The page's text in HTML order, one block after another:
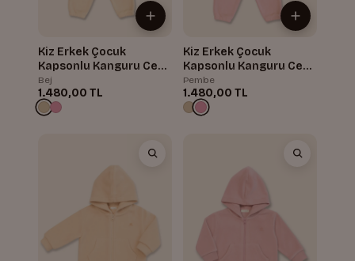
Kiz Erkek Çocuk
Kapsonlu Kanguru Cepli
Polar Ikili Takim
Bej
1.480,00 TL
Kiz Erkek Çocuk
Kapsonlu Kanguru Cepli
Polar Ikili Takim
Pembe
1.480,00 TL